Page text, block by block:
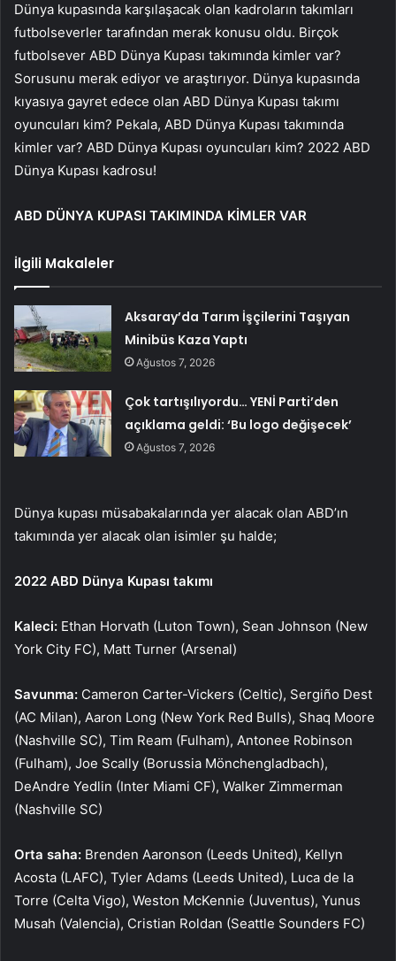
Dünya kupasında karşılaşacak olan kadroların takımları
futbolseverler tarafından merak konusu oldu. Birçok
futbolsever ABD Dünya Kupası takımında kimler var?
Sorusunu merak ediyor ve araştırıyor. Dünya kupasında
kıyasıya gayret edece olan ABD Dünya Kupası takımı
oyuncuları kim? Pekala, ABD Dünya Kupası takımında
kimler var? ABD Dünya Kupası oyuncuları kim? 2022 ABD
Dünya Kupası kadrosu!
ABD DÜNYA KUPASI TAKIMINDA KİMLER VAR
İlgili Makaleler
Aksaray’da Tarım İşçilerini Taşıyan
Minibüs Kaza Yaptı
Ağustos 7, 2026
Çok tartışılıyordu… YENİ Parti’den
açıklama geldi: ‘Bu logo değişecek’
Ağustos 7, 2026
Dünya kupası müsabakalarında yer alacak olan ABD’ın
takımında yer alacak olan isimler şu halde;
2022 ABD Dünya Kupası takımı
Kaleci: Ethan Horvath (Luton Town), Sean Johnson (New
York City FC), Matt Turner (Arsenal)
Savunma: Cameron Carter-Vickers (Celtic), Sergiño Dest
(AC Milan), Aaron Long (New York Red Bulls), Shaq Moore
(Nashville SC), Tim Ream (Fulham), Antonee Robinson
(Fulham), Joe Scally (Borussia Mönchengladbach),
DeAndre Yedlin (Inter Miami CF), Walker Zimmerman
(Nashville SC)
Orta saha: Brenden Aaronson (Leeds United), Kellyn
Acosta (LAFC), Tyler Adams (Leeds United), Luca de la
Torre (Celta Vigo), Weston McKennie (Juventus), Yunus
Musah (Valencia), Cristian Roldan (Seattle Sounders FC)